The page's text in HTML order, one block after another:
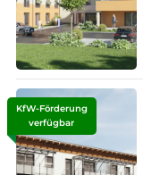
KfW-Förderung
verfügbar